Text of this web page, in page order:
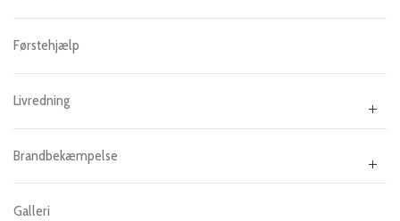
Førstehjælp
Livredning
Brandbekæmpelse
Galleri